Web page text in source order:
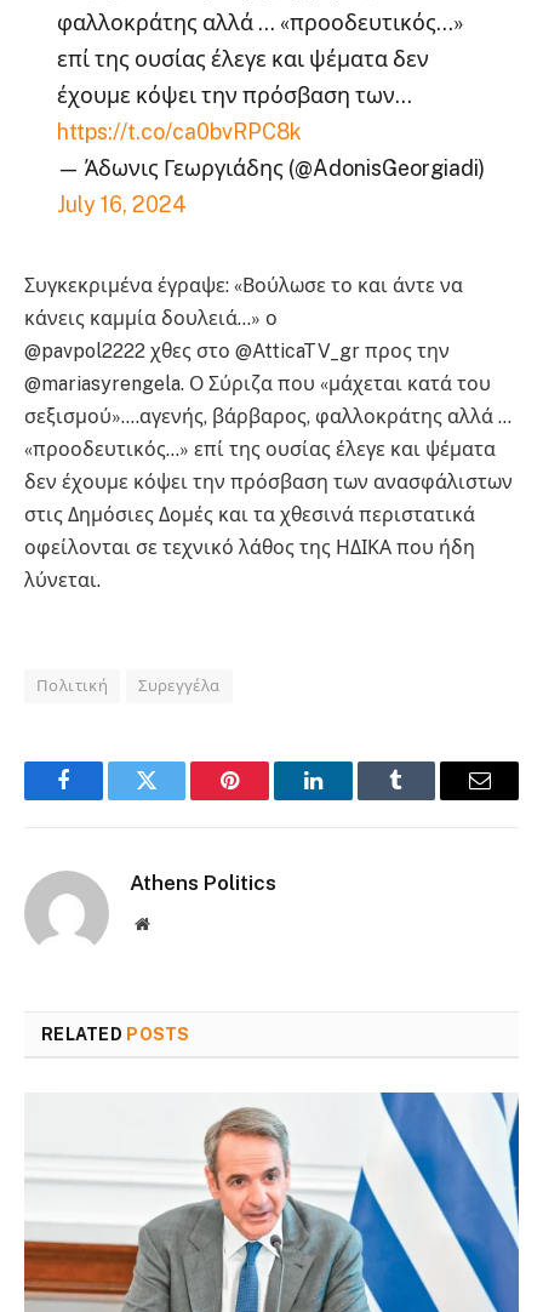
φαλλοκράτης αλλά … «προοδευτικός…»
επί της ουσίας έλεγε και ψέματα δεν
έχουμε κόψει την πρόσβαση των…
https://t.co/ca0bvRPC8k
— Άδωνις Γεωργιάδης (@AdonisGeorgiadi)
July 16, 2024
Συγκεκριμένα έγραψε: «Βούλωσε το και άντε να
κάνεις καμμία δουλειά…» ο
@pavpol2222 χθες στο @AtticaTV_gr προς την
@mariasyrengela. Ο Σύριζα που «μάχεται κατά του
σεξισμού»….αγενής, βάρβαρος, φαλλοκράτης αλλά …
«προοδευτικός…» επί της ουσίας έλεγε και ψέματα
δεν έχουμε κόψει την πρόσβαση των ανασφάλιστων
στις Δημόσιες Δομές και τα χθεσινά περιστατικά
οφείλονται σε τεχνικό λάθος της ΗΔΙΚΑ που ήδη
λύνεται.
Πολιτική Συρεγγέλα
FacebookTwitter Pinterest LinkedInTumblr Email
Athens Politics
Website
RELATED POSTS